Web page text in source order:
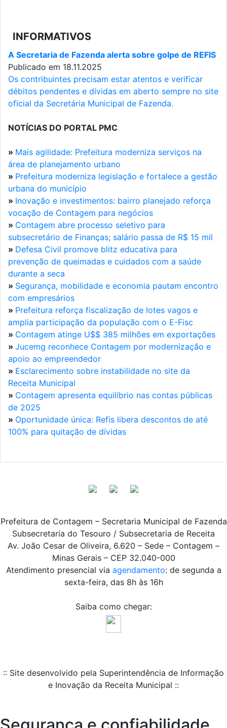
INFORMATIVOS
A Secretaria de Fazenda alerta sobre golpe de REFIS
Publicado em 18.11.2025
Os contribuintes precisam estar atentos e verificar
débitos pendentes e dívidas em aberto sempre no site
oficial da Secretária Municipal de Fazenda.
NOTÍCIAS DO PORTAL PMC
» Mais agilidade: Prefeitura moderniza serviços na
área de planejamento urbano
» Prefeitura moderniza legislação e fortalece a gestão
urbana do município
» Inovação e investimentos: bairro planejado reforça
vocação de Contagem para negócios
» Contagem abre processo seletivo para
subsecretário de Finanças; salário passa de R$ 15 mil
» Defesa Civil promove blitz educativa para
prevenção de queimadas e cuidados com a saúde
durante a seca
» Segurança, mobilidade e economia pautam encontro
com empresários
» Prefeitura reforça fiscalização de lotes vagos e
amplia participação da população com o E-Fisc
» Contagem atinge U$$ 385 milhões em exportações
» Jucemg reconhece Contagem por modernização e
apoio ao empreendedor
» Esclarecimento sobre instabilidade no site da
Receita Municipal
» Contagem apresenta equilíbrio nas contas públicas
de 2025
» Oportunidade única: Refis libera descontos de até
100% para quitação de dívidas
Prefeitura de Contagem – Secretaria Municipal de Fazenda
Subsecretaria do Tesouro / Subsecretaria de Receita
Av. João Cesar de Oliveira, 6.620 – Sede – Contagem –
Minas Gerais – CEP 32.040-000
Atendimento presencial via agendamento: de segunda a
sexta-feira, das 8h às 16h
Saiba como chegar:
:: Site desenvolvido pela Superintendência de Informação
e Inovação da Receita Municipal ::